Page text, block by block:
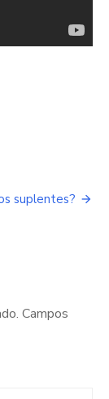
suplentes?
Campos